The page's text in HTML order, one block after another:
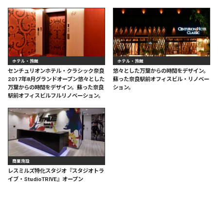
ホテル・旅館
センチュリオンホテル・クラシック奈良
2017年8月グランドオープン悠々とした
万葉からの時間をデザイン。蘇った奈良
駅前オフィスビルフルリノベーション。
ホテル・旅館
悠々とした万葉からの時間をデザイン。
蘇った奈良駅前オフィスビル・リノベー
ション。
商業施設
レスミルズ特化スタジオ『スタジオトラ
イブ・StudioTRIVE』オープン